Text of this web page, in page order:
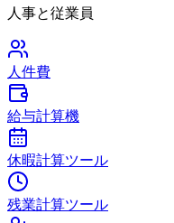
人事と従業員
人件費
給与計算機
休暇計算ツール
残業計算ツール